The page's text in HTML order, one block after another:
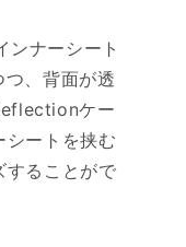
ナーシート
、背面が透
ケー
シートを挟む
することがで